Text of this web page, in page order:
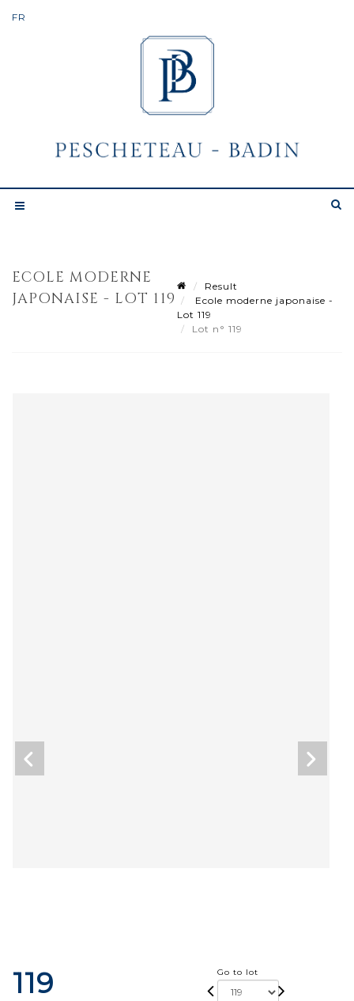
ECOLE MODERNE
JAPONAISE - LOT 119
Result
Ecole moderne japonaise -
Lot 119
Lot n° 119
119 Go to lot